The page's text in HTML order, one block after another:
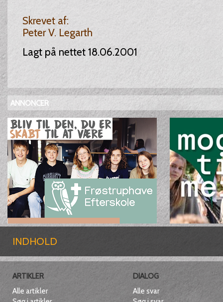
Skrevet af:
Peter V. Legarth
Lagt på nettet 18.06.2001
ANNONCER
INDHOLD
ARTIKLER
Alle artikler
DIALOG
Alle svar